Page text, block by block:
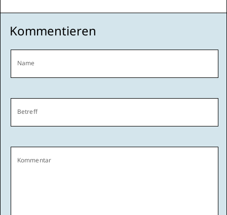
Kommentieren
Name
Betreff
Kommentar